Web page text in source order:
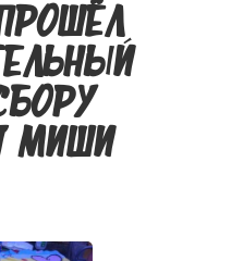
МИШИ